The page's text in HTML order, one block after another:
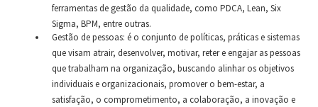
ferramentas de gestão da qualidade, como PDCA, Lean, Six
Sigma, BPM, entre outras.
Gestão de pessoas: é o conjunto de políticas, práticas e sistemas
que visam atrair, desenvolver, motivar, reter e engajar as pessoas
que trabalham na organização, buscando alinhar os objetivos
individuais e organizacionais, promover o bem-estar, a
satisfação, o comprometimento, a colaboração, a inovação e